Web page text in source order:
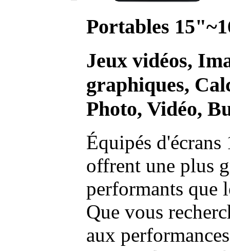
Portables
Jeux vidéos,
graphiques,
Photo, Vidéo,
Équipés
offrent une plus
performants que
Que vous
aux